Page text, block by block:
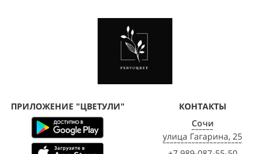
ПРИЛОЖЕНИЕ "ЦВЕТУЛИ"
КОНТАКТЫ
Сочи
улица Гагарина, 25